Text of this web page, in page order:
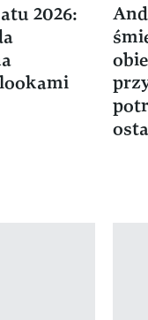
2026: